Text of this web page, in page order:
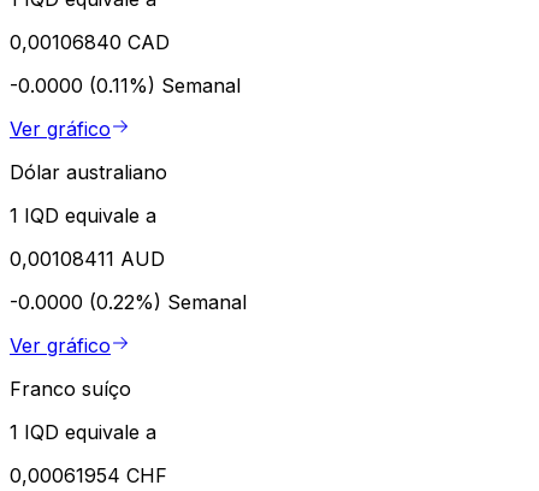
0,00106840 CAD
-0.0000 (0.11%) Semanal
Ver gráfico
Dólar australiano
1 IQD equivale a
0,00108411 AUD
-0.0000 (0.22%) Semanal
Ver gráfico
Franco suíço
1 IQD equivale a
0,00061954 CHF